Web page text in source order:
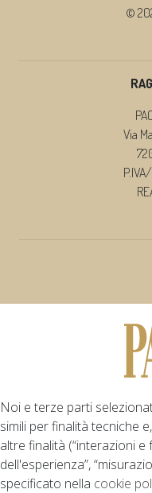
©
Via
Noi e terze parti
simili per finalità tecniche
altre finalità (“interazioni e
dell'esperienza”,
specificato nella cookie